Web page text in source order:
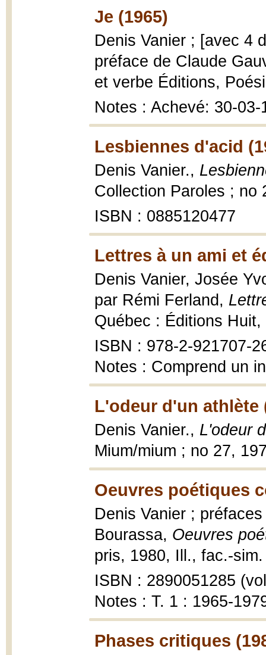
Je (1965)
Denis Vanier ; [avec 4
préface de Claude
et verbe Éditions,
Notes : Achevé: 30-03-
Lesbiennes d'acid
Denis Vanier.,
Collection Paroles ; no
ISBN : 0885120477
Lettres à un ami et
Denis Vanier, Josée
par Rémi Ferland,
Québec : Éditions Huit,
ISBN : 978-2-921707-
Notes : Comprend un
L'odeur d'un athlète
Denis Vanier., L'odeur
Mium/mium ; no 27,
Oeuvres poétiques
Denis Vanier ;
Bourassa, Oeuvres
pris, 1980, Ill., fac.-
ISBN : 2890051285
Notes : T. 1 : 1965-
Phases critiques